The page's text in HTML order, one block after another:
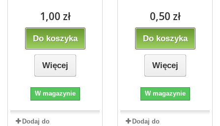
1,00 zł
Do koszyka
Więcej
W magazynie
Dodaj do
0,50 zł
Do koszyka
Więcej
W magazynie
Dodaj do